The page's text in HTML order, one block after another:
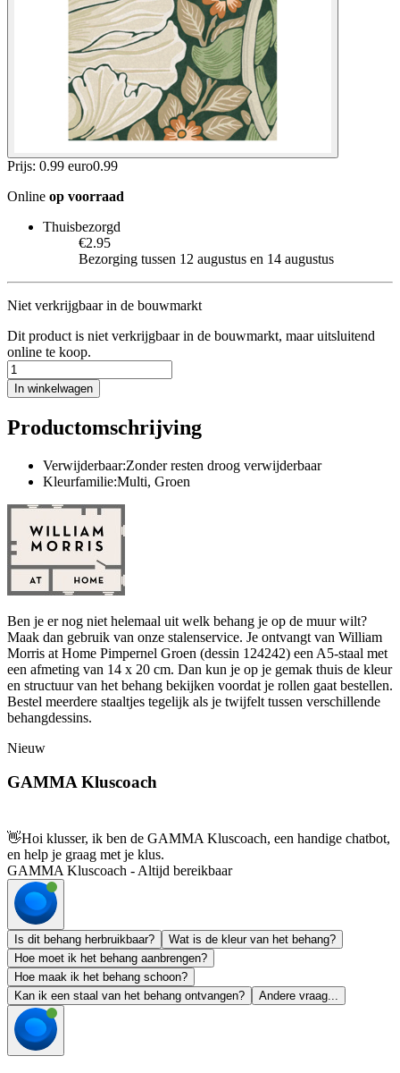
Prijs: 0.99 euro0.99
Online op voorraad
Thuisbezorgd
€2.95
Bezorging tussen 12 augustus en 14 augustus
Niet verkrijgbaar in de bouwmarkt
Dit product is niet verkrijgbaar in de bouwmarkt, maar uitsluitend
online te koop.
In winkelwagen
Productomschrijving
Verwijderbaar:Zonder resten droog verwijderbaar
Kleurfamilie:Multi, Groen
Ben je er nog niet helemaal uit welk behang je op de muur wilt?
Maak dan gebruik van onze stalenservice. Je ontvangt van William
Morris at Home Pimpernel Groen (dessin 124242) een A5-staal met
een afmeting van 14 x 20 cm. Dan kun je op je gemak thuis de kleur
en structuur van het behang bekijken voordat je rollen gaat bestellen.
Bestel meerdere staaltjes tegelijk als je twijfelt tussen verschillende
behangdessins.
Nieuw
GAMMA Kluscoach
👋Hoi klusser, ik ben de GAMMA Kluscoach, een handige chatbot,
en help je graag met je klus.
GAMMA Kluscoach - Altijd bereikbaar
Is dit behang herbruikbaar?
Wat is de kleur van het behang?
Hoe moet ik het behang aanbrengen?
Hoe maak ik het behang schoon?
Kan ik een staal van het behang ontvangen?
Andere vraag...